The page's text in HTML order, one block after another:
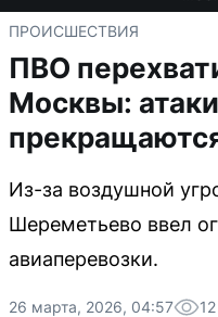
ПРОИСШЕСТВИЯ
ПВО
Москвы:
Из-за воздушной
Шереметьево ввел
авиаперевозки.
26 марта, 2026, 04:57 12